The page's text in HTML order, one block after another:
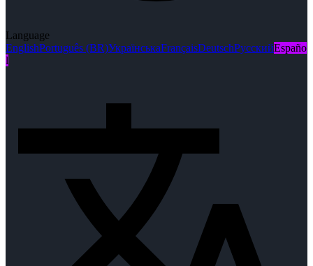
Language
EnglishPortuguês (BR)УкраїнськаFrançaisDeutschРусскийEspaño
l